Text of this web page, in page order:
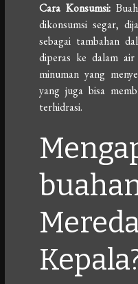
Cara Konsumsi:
dikonsumsi segar,
sebagai tambahan
diperas ke dalam
minuman yang
yang juga bisa
terhidrasi.